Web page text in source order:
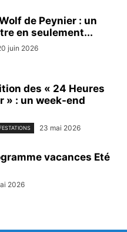
de Peynier : un
en seulement...
juin 2026
des « 24 Heures
» : un week-end
23 mai 2026
vacances Eté
2026